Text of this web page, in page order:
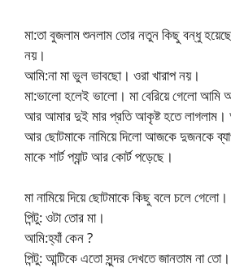
মা:তা বুজলাম শুনলাম তোর নতুন কিছু বন্ধু
নয়।
আমি:না মা ভুল ভাবছো। ওরা খারাপ নয়।
মা:ভালো হলেই ভালো। মা বেরিয়ে গেলো আমি
আর আমার দুই মার প্রতি আকৃষ্ট হতে
আর ছোটমাকে নামিয়ে দিলো আজকে দুজনকে
মাকে শার্ট প্যান্ট আর কোর্ট পড়েছে।
মা নামিয়ে দিয়ে ছোটমাকে কিছু বলে চলে
পিন্টু: ওটা তোর মা।
আমি:হ্যাঁ কেন ?
পিন্টু: আন্টিকে এতো সুন্দর দেখতে জানতাম না তো।